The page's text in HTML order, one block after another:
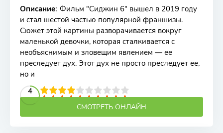
Описание: Фильм "Сиджин 6" вышел в 2019 году
и стал шестой частью популярной франшизы.
Сюжет этой картины разворачивается вокруг
маленькой девочки, которая сталкивается с
необъяснимым и зловещим явлением — ее
преследует дух. Этот дух не просто преследует ее,
но и
4
4 5 6 7 8 9 10
СМОТРЕТЬ ОНЛАЙН